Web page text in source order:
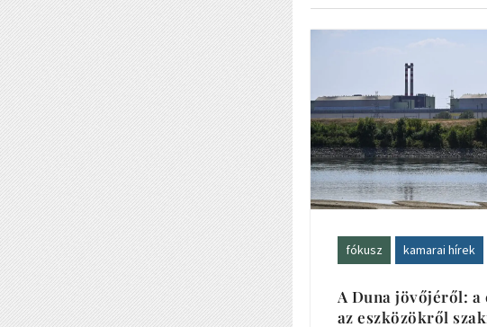
fókusz kamarai hírek
A Duna jövőjéről: a
az eszközökről